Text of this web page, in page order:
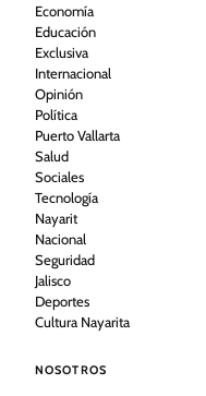
Economía
Educación
Exclusiva
Internacional
Opinión
Política
Puerto Vallarta
Salud
Sociales
Tecnología
Nayarit
Nacional
Seguridad
Jalisco
Deportes
Cultura Nayarita
NOSOTROS